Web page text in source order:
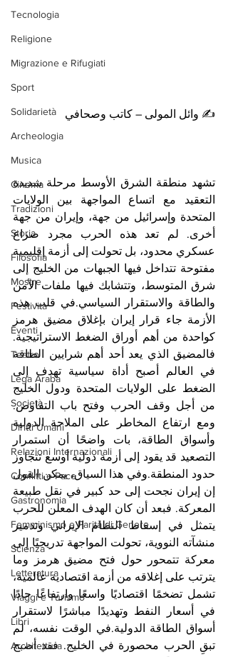
Tecnologia
Religione
Migrazione e Rifugiati
Sport
Solidarietà
Archeologia
Musica
Cinema
Tradizioni
Storia
Filosofia
Mostre
Festività
Eventi
Teatro
Lega Araba
Società
Diritti Umani
Relazioni Internazionali
Conflitti e Pace
Gastronomia
Femminismo e Parità di Genere
Scienza
Letteratura
Viaggi e Turismo
Libri
Architettura
✍️ وائل المولى – كاتب وصحافي
تشهد منطقة الشرق الأوسط مرحلة شديدة
أخرى. لم تعد هذه الحرب مجرد صراع
عسكري محدود، بل تحولت إلى أزمة إقليمية
شرق المتوسط، وتتشابك فيها ملفات الأمن
والطاقة والاستقرار السياسي.في قلب هذه
كواحدة من أهم أوراق الضغط الاستراتيجية.
فالمضيق الذي يعد أحد أهم شرايين الطاقة
من أجل وقف الحرب وفتح باب التفاوض.
ومع ارتفاع المخاطر على الملاحة الدولية
التصعيد قد يقود إلى أزمة دولية أوسع تتجاوز
حدود المنطقة.وفي هذا السياق، يمكن القول
يتمثل في إسقاط النظام الإيراني وتدمير
منشآته النووية، تحولت المواجهة تدريجيًا إلى
يترتب على إغلاقه من أزمة اقتصادية عالمية،
تشمل تضخمًا اقتصاديًا واسعًا وارتفاعًا حادًا
أسواق الطاقة الدولية.في الوقت نفسه، لم
تبقِ الحرب محصورة في الخليج. فقد أصبح